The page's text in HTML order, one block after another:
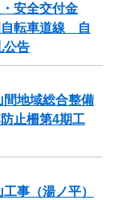
安全交付金
自転車道線 自
公告
地域総合整備
止柵第4期工
事（湯ノ平）